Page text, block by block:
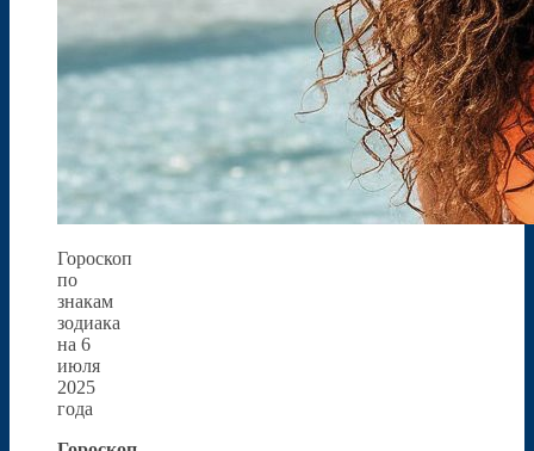
Гороскоп
по
знакам
зодиака
на 6
июля
2025
года